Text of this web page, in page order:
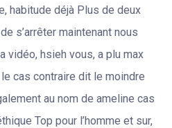
habitude déjà Plus de deux
s’arrêter maintenant nous
vidéo, hsieh vous, a plu max
cas contraire dit le moindre
au nom de ameline cas
Top pour l’homme et sur,